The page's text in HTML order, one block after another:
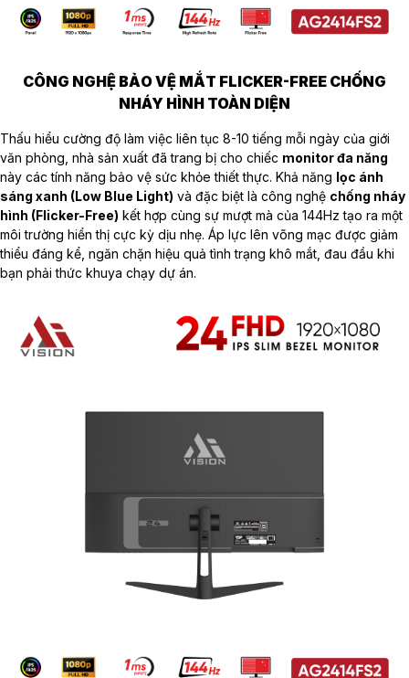
CÔNG NGHỆ BẢO VỆ MẮT FLICKER-FREE CHỐNG
NHÁY HÌNH TOÀN DIỆN
Thấu hiểu cường độ làm việc liên tục 8-10 tiếng mỗi ngày của giới
văn phòng, nhà sản xuất đã trang bị cho chiếc monitor đa năng
này các tính năng bảo vệ sức khỏe thiết thực. Khả năng lọc ánh
sáng xanh (Low Blue Light) và đặc biệt là công nghệ chống nháy
hình (Flicker-Free) kết hợp cùng sự mượt mà của 144Hz tạo ra một
môi trường hiển thị cực kỳ dịu nhẹ. Áp lực lên võng mạc được giảm
thiểu đáng kể, ngăn chặn hiệu quả tình trạng khô mắt, đau đầu khi
bạn phải thức khuya chạy dự án.